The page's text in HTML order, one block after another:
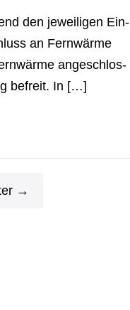
den jeweiligen Ein­
an Fernwärme
an­ge­schlos­
befreit. In […]
→